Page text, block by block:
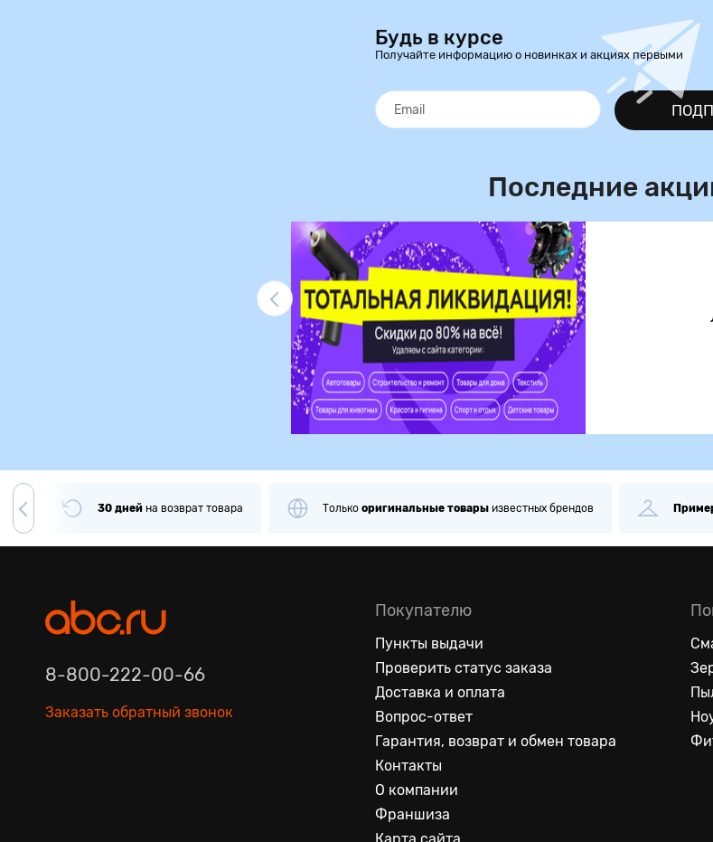
Будь в курсе
Получайте информацию о новинках и акциях первыми
Последние
30 дней на возврат товара Только оригинальные товары известных брендов
8-800-222-00-66
Заказать обратный звонок
Покупателю
Пункты выдачи
Проверить статус заказа
Доставка и оплата
Вопрос-ответ
Гарантия, возврат и обмен товара
Контакты
О компании
Франшиза